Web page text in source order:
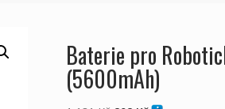
Baterie pro
(5600mAh)